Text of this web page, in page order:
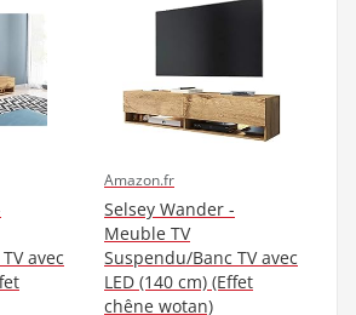
avec
Amazon.fr
Selsey Wander -
Meuble TV
Suspendu/Banc TV avec
LED (140 cm) (Effet
chêne wotan)